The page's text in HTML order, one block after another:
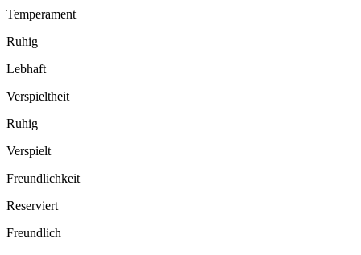
Temperament
Ruhig
Lebhaft
Verspieltheit
Ruhig
Verspielt
Freundlichkeit
Reserviert
Freundlich